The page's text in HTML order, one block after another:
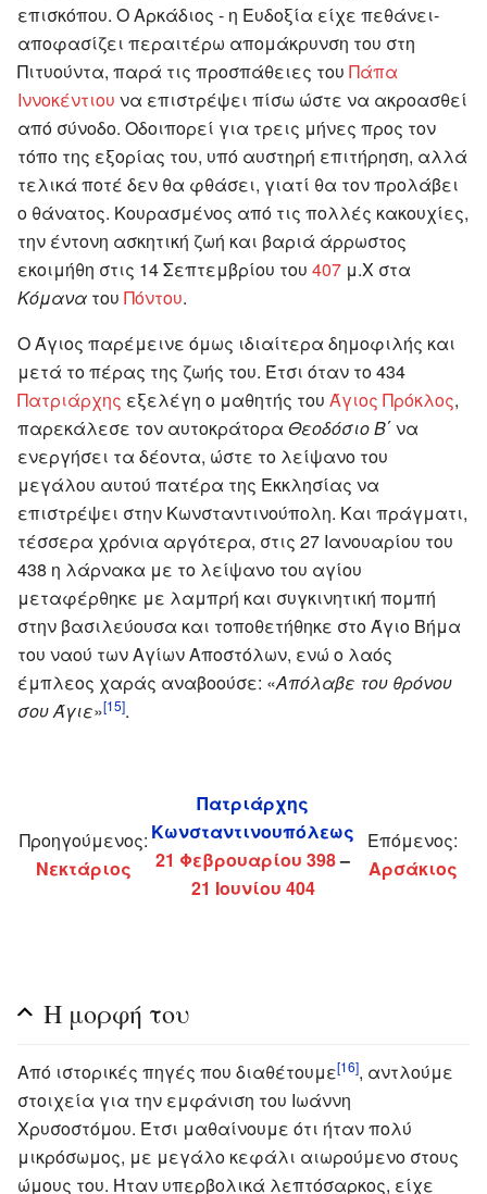
επισκόπου. Ο Αρκάδιος - η Ευδοξία είχε πεθάνει-
αποφασίζει περαιτέρω απομάκρυνση του στη
Πιτυούντα, παρά τις προσπάθειες του Πάπα
Ιννοκέντιου να επιστρέψει πίσω ώστε να ακροασθεί
από σύνοδο. Οδοιπορεί για τρεις μήνες προς τον
τόπο της εξορίας του, υπό αυστηρή επιτήρηση, αλλά
τελικά ποτέ δεν θα φθάσει, γιατί θα τον προλάβει
ο θάνατος. Κουρασμένος από τις πολλές κακουχίες,
την έντονη ασκητική ζωή και βαριά άρρωστος
εκοιμήθη στις 14 Σεπτεμβρίου του 407 μ.Χ στα
Κόμανα του Πόντου.
Ο Άγιος παρέμεινε όμως ιδιαίτερα δημοφιλής και
μετά το πέρας της ζωής του. Έτσι όταν το 434
Πατριάρχης εξελέγη ο μαθητής του Άγιος Πρόκλος,
παρεκάλεσε τον αυτοκράτορα Θεοδόσιο Β΄να
ενεργήσει τα δέοντα, ώστε το λείψανο του
μεγάλου αυτού πατέρα της Εκκλησίας να
επιστρέψει στην Κωνσταντινούπολη. Και πράγματι,
τέσσερα χρόνια αργότερα, στις 27 Ιανουαρίου του
438 η λάρνακα με το λείψανο του αγίου
μεταφέρθηκε με λαμπρή και συγκινητική πομπή
στην βασιλεύουσα και τοποθετήθηκε στο Άγιο Βήμα
του ναού των Αγίων Αποστόλων, ενώ ο λαός
έμπλεος χαράς αναβοούσε: «Απόλαβε του θρόνου
σου Άγιε»[15].
Προηγούμενος:
Νεκτάριος
Πατριάρχης
Κωνσταντινουπόλεως
21 Φεβρουαρίου 398–
21 Ιουνίου 404
Επόμενος:
Αρσάκιος
Η μορφή του
Από ιστορικές πηγές που διαθέτουμε[16], αντλούμε
στοιχεία για την εμφάνιση του Ιωάννη
Χρυσοστόμου. Έτσι μαθαίνουμε ότι ήταν πολύ
μικρόσωμος, με μεγάλο κεφάλι αιωρούμενο στους
ώμους του. Ήταν υπερβολικά λεπτόσαρκος, είχε